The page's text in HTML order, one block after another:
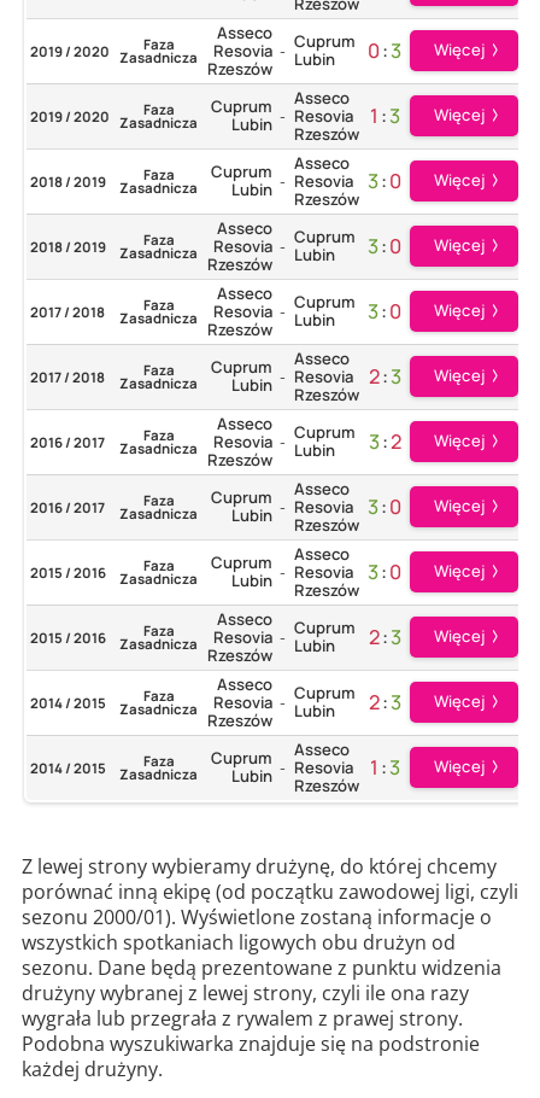
2019 / 2020 Faza
Zasadnicza
Asseco
Resovia
Rzeszów
- Cuprum
Lubin
0:3 Więcej
2019 / 2020 Faza
Zasadnicza
Cuprum
Lubin -
Asseco
Resovia
Rzeszów
1 :3 Więcej
2018 / 2019 Faza
Zasadnicza
Cuprum
Lubin -
Asseco
Resovia
Rzeszów
3:0 Więcej
2018 / 2019 Faza
Zasadnicza
Asseco
Resovia
Rzeszów
- Cuprum
Lubin
3:0 Więcej
2017 / 2018 Faza
Zasadnicza
Asseco
Resovia
Rzeszów
- Cuprum
Lubin
3:0 Więcej
2017 / 2018 Faza
Zasadnicza
Cuprum
Lubin -
Asseco
Resovia
Rzeszów
2:3 Więcej
2016 / 2017 Faza
Zasadnicza
Asseco
Resovia
Rzeszów
- Cuprum
Lubin
3:2 Więcej
2016 / 2017 Faza
Zasadnicza
Cuprum
Lubin -
Asseco
Resovia
Rzeszów
3:0 Więcej
2015 / 2016 Faza
Zasadnicza
Cuprum
Lubin -
Asseco
Resovia
Rzeszów
3:0 Więcej
2015 / 2016 Faza
Zasadnicza
Asseco
Resovia
Rzeszów
- Cuprum
Lubin
2:3 Więcej
2014 / 2015 Faza
Zasadnicza
Asseco
Resovia
Rzeszów
- Cuprum
Lubin
2:3 Więcej
2014 / 2015 Faza
Zasadnicza
Cuprum
Lubin -
Asseco
Resovia
Rzeszów
1 :3 Więcej
Z lewej strony wybieramy drużynę, do której chcemy
porównać inną ekipę (od początku zawodowej ligi, czyli
sezonu 2000/01). Wyświetlone zostaną informacje o
wszystkich spotkaniach ligowych obu drużyn od
sezonu. Dane będą prezentowane z punktu widzenia
drużyny wybranej z lewej strony, czyli ile ona razy
wygrała lub przegrała z rywalem z prawej strony.
Podobna wyszukiwarka znajduje się na podstronie
każdej drużyny.